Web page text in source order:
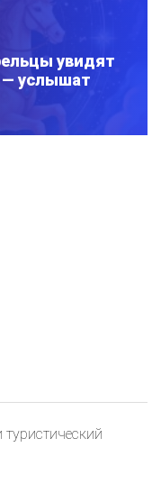
увидят
— услышат
туристический